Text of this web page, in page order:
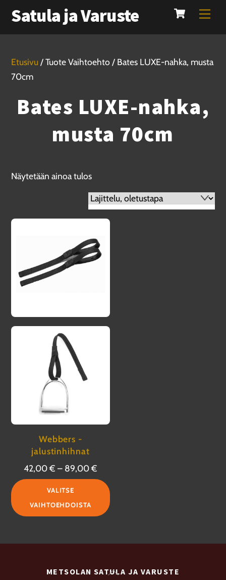
content
Cart
Satula ja Varuste
Etusivu / Tuote Vaihtoehto / Bates LUXE-nahka, musta
70cm
Bates LUXE-nahka,
musta 70cm
Näytetään ainoa tulos
Webbers -
jalustinhihnat
42,00€ – 89,00€Hintaluokka:
42,00 €
89,00 €
VALITSE
VAIHTOEHDOISTA
tuotteella
muunnelma.
tehdä
Back
METSOLAN SATULA JA VARUSTE